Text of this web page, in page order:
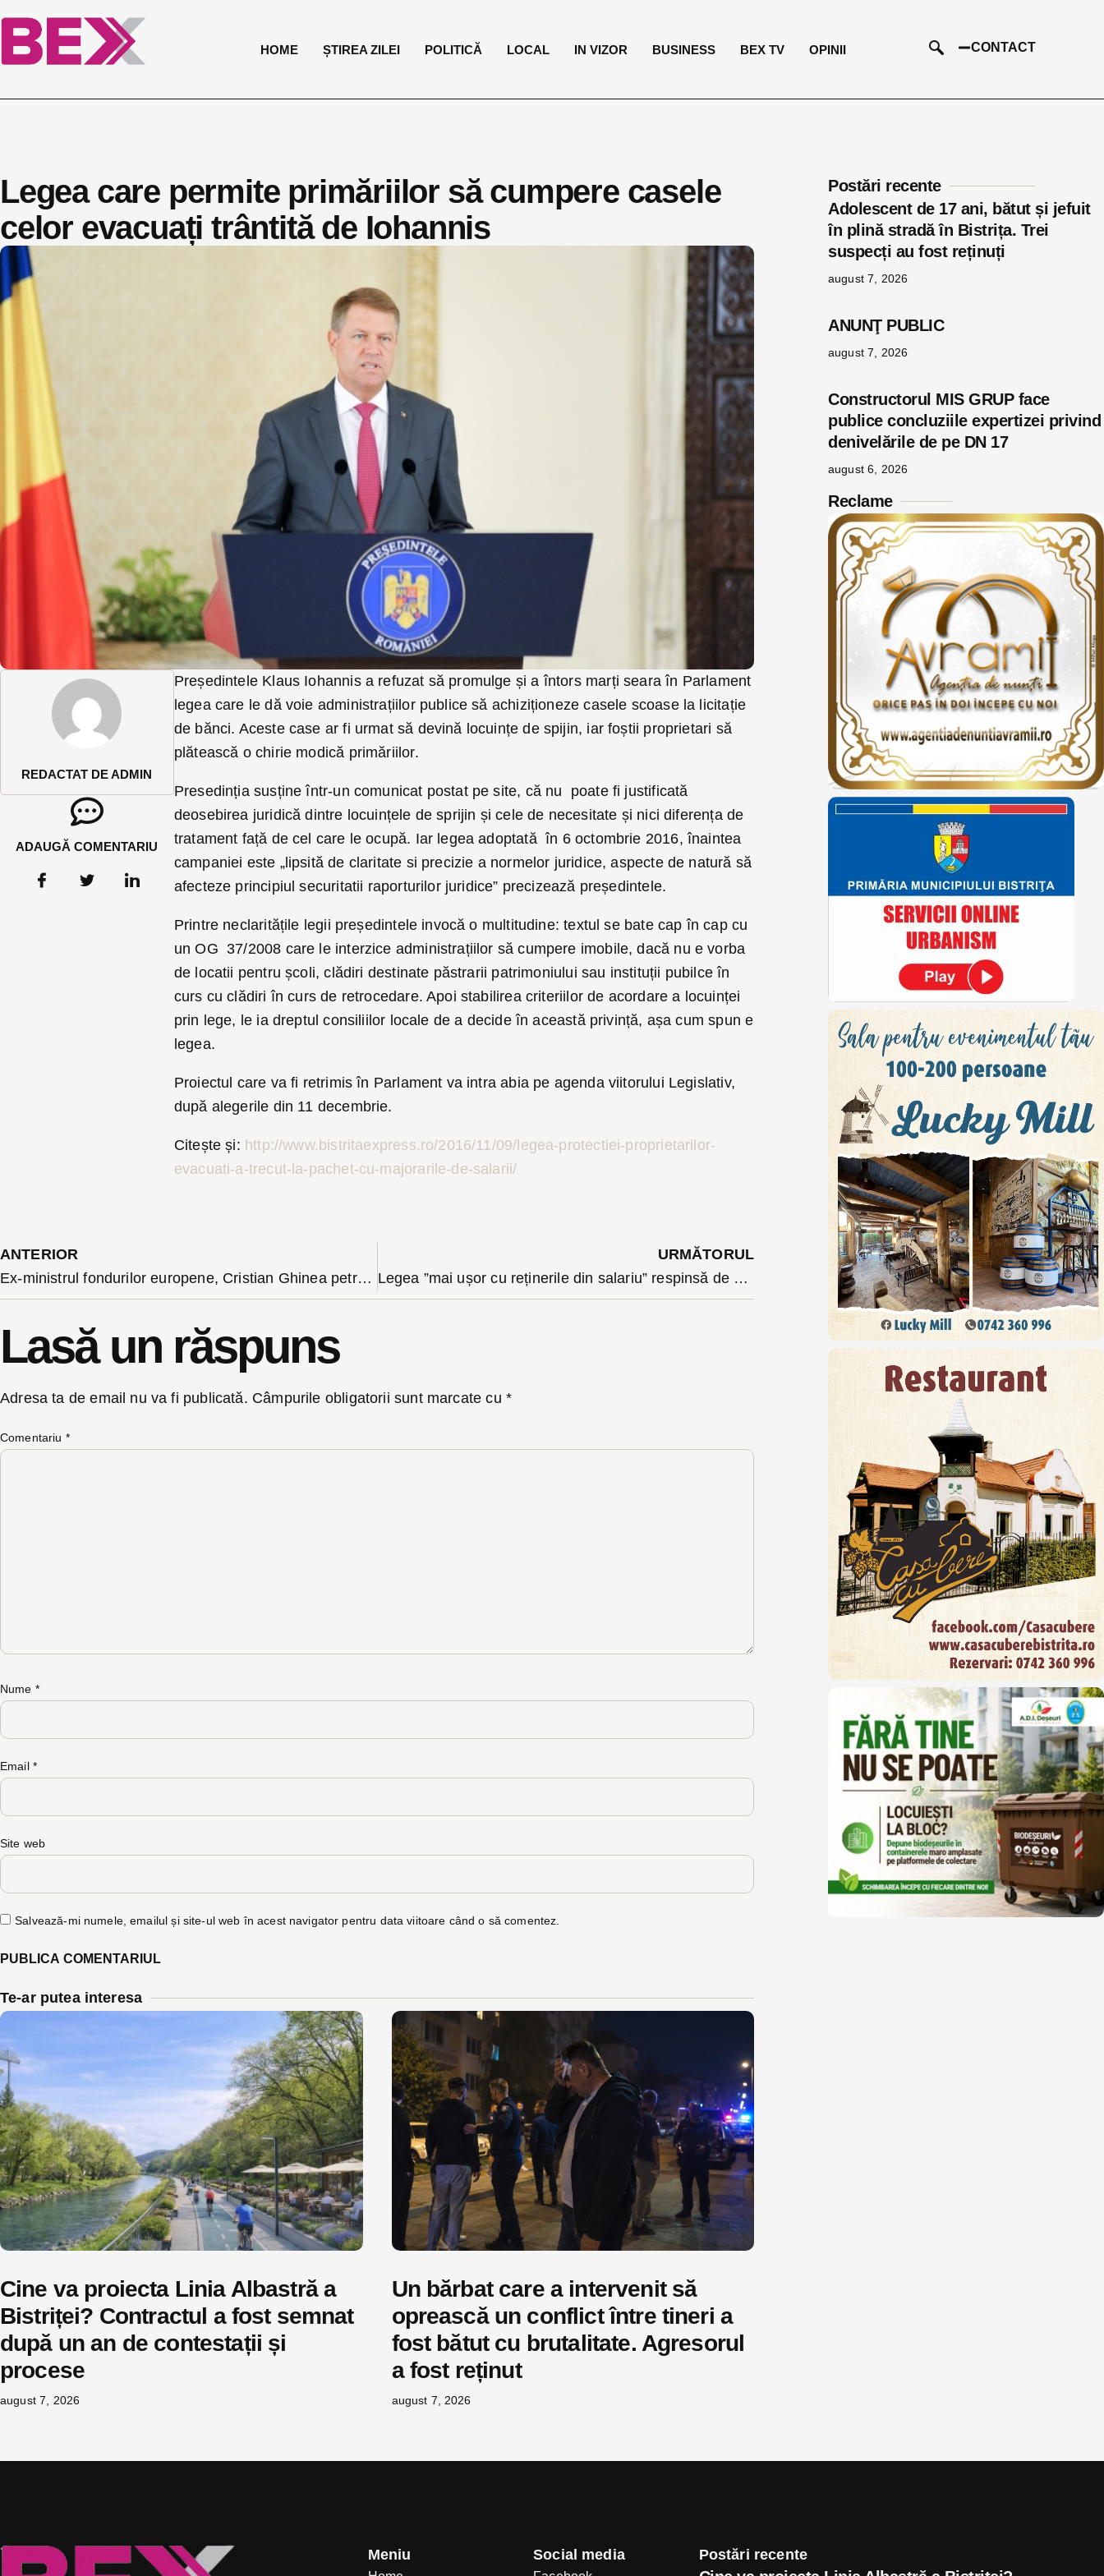
HOME ȘTIREA ZILEI POLITICĂ LOCAL IN VIZOR BUSINESS BEX TV OPINII CONTACT
Legea care permite primăriilor să cumpere casele
celor evacuați trântită de Iohannis
REDACTAT DE ADMIN
ADAUGĂ COMENTARIU
Președintele Klaus Iohannis a refuzat să promulge și a întors marți seara în Parlament
legea care le dă voie administrațiilor publice să achiziționeze casele scoase la licitație
de bănci. Aceste case ar fi urmat să devină locuințe de spijin, iar foștii proprietari să
plătească o chirie modică primăriilor.
Presedinția susține într-un comunicat postat pe site, că nu poate fi justificată
deosebirea juridică dintre locuințele de sprijin și cele de necesitate și nici diferența de
tratament față de cel care le ocupă. Iar legea adoptată în 6 octombrie 2016, înaintea
campaniei este „lipsită de claritate si precizie a normelor juridice, aspecte de natură să
afecteze principiul securitatii raporturilor juridice” precizează președintele.
Printre neclaritățile legii președintele invocă o multitudine: textul se bate cap în cap cu
un OG 37/2008 care le interzice administrațiilor să cumpere imobile, dacă nu e vorba
de locatii pentru școli, clădiri destinate păstrarii patrimoniului sau instituții pubilce în
curs cu clădiri în curs de retrocedare. Apoi stabilirea criteriilor de acordare a locuinței
prin lege, le ia dreptul consiliilor locale de a decide în această privință, așa cum spun e
legea.
Proiectul care va fi retrimis în Parlament va intra abia pe agenda viitorului Legislativ,
după alegerile din 11 decembrie.
Citește și: http://www.bistritaexpress.ro/2016/11/09/legea-protectiei-proprietarilor-
evacuati-a-trecut-la-pachet-cu-majorarile-de-salarii/
ANTERIOR
Ex-ministrul fondurilor europene, Cristian Ghinea petrece 1 decembrie la Bistrița
URMĂTORUL
Legea ”mai ușor cu reținerile din salariu” respinsă de Curtea Constituțională. Inițiativa era semnată de șefa PNL.
Lasă un răspuns
Adresa ta de email nu va fi publicată. Câmpurile obligatorii sunt marcate cu *
Comentariu *
Nume *
Email *
Site web
Salvează-mi numele, emailul și site-ul web în acest navigator pentru data viitoare când o să comentez.
Te-ar putea interesa
Cine va proiecta Linia Albastră a
Bistriței? Contractul a fost semnat
după un an de contestații și
procese
august 7, 2026
Un bărbat care a intervenit să
oprească un conflict între tineri a
fost bătut cu brutalitate. Agresorul
a fost reținut
august 7, 2026
Postări recente
Adolescent de 17 ani, bătut și jefuit
în plină stradă în Bistrița. Trei
suspecți au fost reținuți
august 7, 2026
ANUNŢ PUBLIC
august 7, 2026
Constructorul MIS GRUP face
publice concluziile expertizei privind
denivelările de pe DN 17
august 6, 2026
Reclame
Meniu Social media Postări recente